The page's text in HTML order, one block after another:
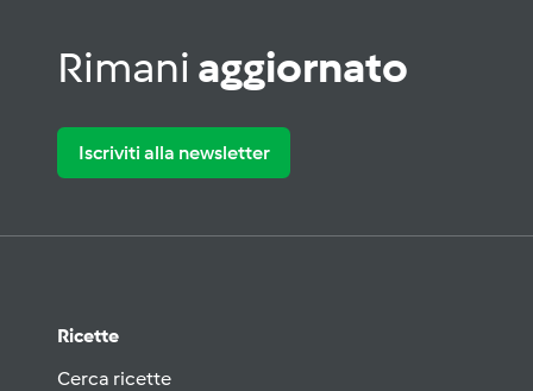
Rimani aggiornato
Iscriviti alla newsletter
Ricette
Cerca ricette